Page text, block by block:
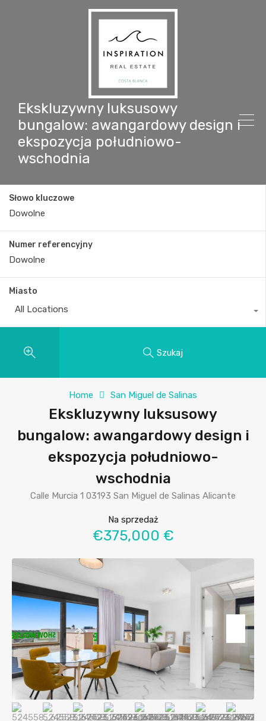
Ekskluzywny luksusowy
bungalow: awangardowy design i
ekspozycja południowo-
wschodnia
Słowo kluczowe
Numer referencyjny
Miasto
All Locations
Szukaj
Home San Miguel de Salinas
Ekskluzywny luksusowy
bungalow: awangardowy design i
ekspozycja południowo-
wschodnia
Calle Murcia 1 03193 San Miguel de Salinas Alicante
Na sprzedaż
€375,000 €